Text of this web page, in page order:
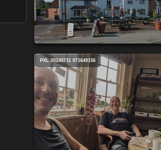
PXL 20240731 071649156